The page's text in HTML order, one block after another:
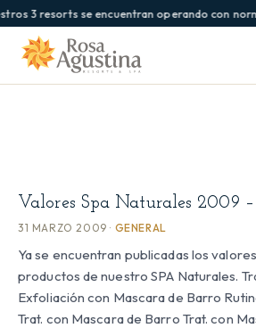
3 resorts se encuentran operando con
Valores Spa Naturales 2009 –
31 MARZO 2009 · GENERAL
Ya se encuentran publicadas los
productos de nuestro SPA Naturales.
Exfoliación con Mascara de Barro
Trat. con Mascara de Barro Trat. con